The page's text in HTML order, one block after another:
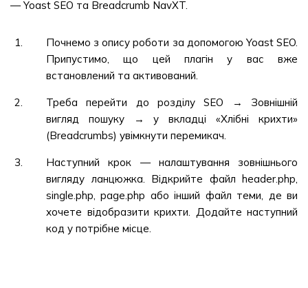
— Yoast SEO та Breadcrumb NavXT.
Почнемо з опису роботи за допомогою Yoast SEO.
Припустимо, що цей плагін у вас вже
встановлений та активований.
Треба перейти до розділу SEO → Зовнішній
вигляд пошуку → у вкладці «Хлібні крихти»
(Breadcrumbs) увімкнути перемикач.
Наступний крок — налаштування зовнішнього
вигляду ланцюжка. Відкрийте файл header.php,
single.php, page.php або інший файл теми, де ви
хочете відобразити крихти. Додайте наступний
код у потрібне місце.